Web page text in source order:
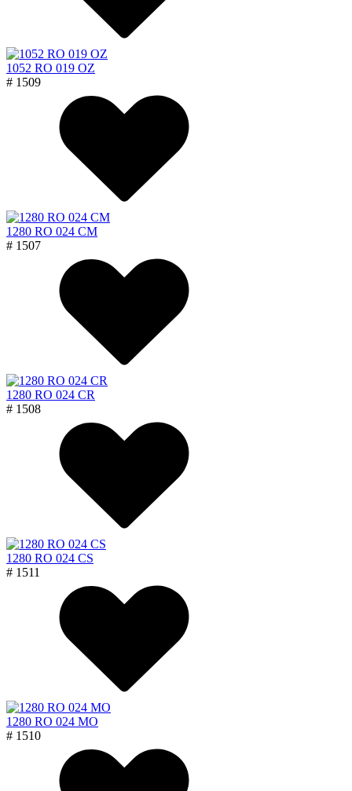
1052 RO 019 OZ
# 1509
1280 RO 024 CM
# 1507
1280 RO 024 CR
# 1508
1280 RO 024 CS
# 1511
1280 RO 024 MO
# 1510